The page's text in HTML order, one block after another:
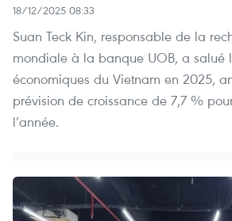
18/12/2025 08:33
Suan Teck Kin, responsable de la
mondiale à la banque UOB, a salué
économiques du Vietnam en 2025,
prévision de croissance de 7,7 %
l’année.